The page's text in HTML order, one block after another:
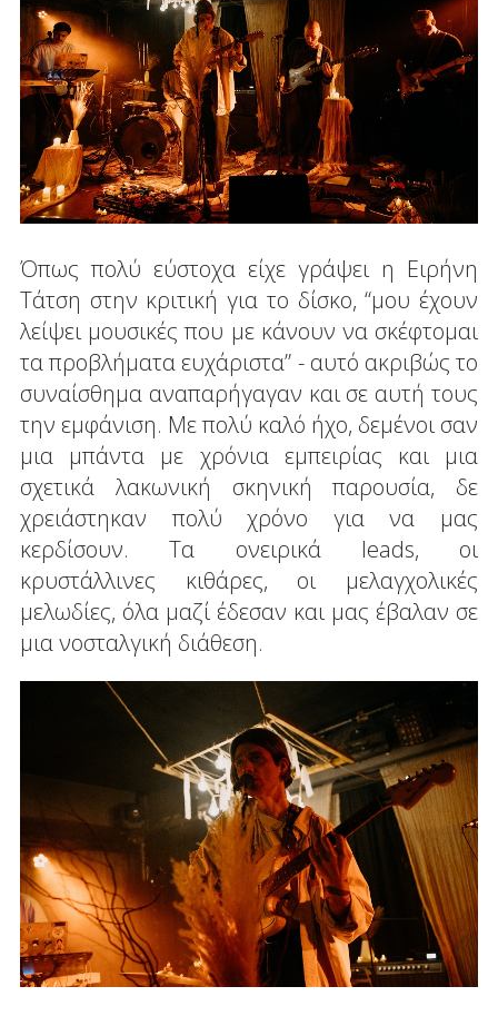
Όπως πολύ εύστοχα είχε γράψει η Ειρήνη
Τάτση στην κριτική για το δίσκο, “μου έχουν
λείψει μουσικές που με κάνουν να σκέφτομαι
τα προβλήματα ευχάριστα” - αυτό ακριβώς το
συναίσθημα αναπαρήγαγαν και σε αυτή τους
την εμφάνιση. Με πολύ καλό ήχο, δεμένοι σαν
μια μπάντα με χρόνια εμπειρίας και μια
σχετικά λακωνική σκηνική παρουσία, δε
χρειάστηκαν πολύ χρόνο για να μας
κερδίσουν. Τα ονειρικά leads, οι
κρυστάλλινες κιθάρες, οι μελαγχολικές
μελωδίες, όλα μαζί έδεσαν και μας έβαλαν σε
μια νοσταλγική διάθεση.